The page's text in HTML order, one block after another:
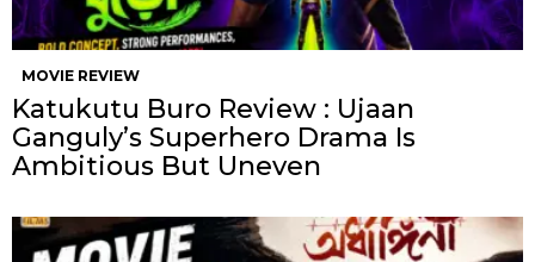
MOVIE REVIEW
Katukutu Buro Review : Ujaan
Ganguly’s Superhero Drama Is
Ambitious But Uneven